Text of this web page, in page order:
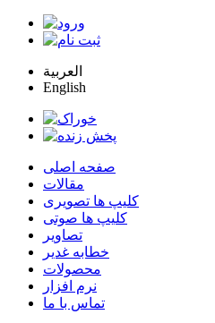
العربية
English
صفحه اصلی
مقالات
کلیپ ها تصویری
کلیپ ها صوتی
تصاویر
خطابه غدیر
محصولات
نرم افزار
تماس با ما